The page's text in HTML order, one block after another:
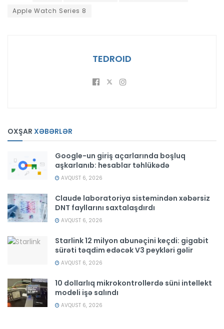
Apple Watch Series 8
TEDROID
OXŞAR XƏBƏRLƏR
Google-un giriş açarlarında boşluq
aşkarlanıb: hesablar təhlükədə
AVQUST 6, 2026
Claude laboratoriya sistemindən xəbərsiz
DNT fayllarını saxtalaşdırdı
AVQUST 6, 2026
Starlink 12 milyon abunəçini keçdi: gigabit
sürəti təqdim edəcək V3 peykləri gəlir
AVQUST 6, 2026
10 dollarlıq mikrokontrollerdə süni intellekt
modeli işə salındı
AVQUST 6, 2026